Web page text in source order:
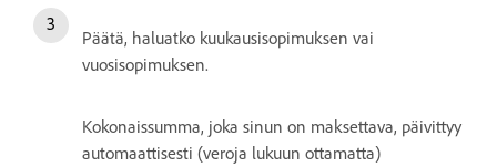
Päätä, haluatko kuukausisopimuksen vai
vuosisopimuksen.
Kokonaissumma, joka sinun on maksettava, päivittyy
automaattisesti (veroja lukuun ottamatta)